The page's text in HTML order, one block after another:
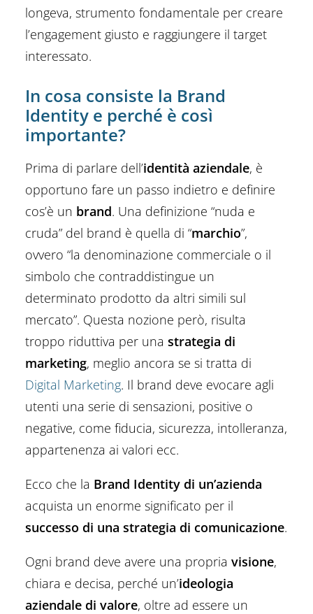
longeva, strumento fondamentale per creare
l’engagement giusto e raggiungere il target
interessato.
In cosa consiste la Brand
Identity e perché è così
importante?
Prima di parlare dell’identità aziendale, è
opportuno fare un passo indietro e definire
cos’è un brand. Una definizione “nuda e
cruda” del brand è quella di “marchio”,
ovvero “la denominazione commerciale o il
simbolo che contraddistingue un
determinato prodotto da altri simili sul
mercato”. Questa nozione però, risulta
troppo riduttiva per una strategia di
marketing, meglio ancora se si tratta di
Digital Marketing. Il brand deve evocare agli
utenti una serie di sensazioni, positive o
negative, come fiducia, sicurezza, intolleranza,
appartenenza ai valori ecc.
Ecco che la Brand Identity di un’azienda
acquista un enorme significato per il
successo di una strategia di comunicazione.
Ogni brand deve avere una propria visione,
chiara e decisa, perché un’ideologia
aziendale di valore, oltre ad essere un